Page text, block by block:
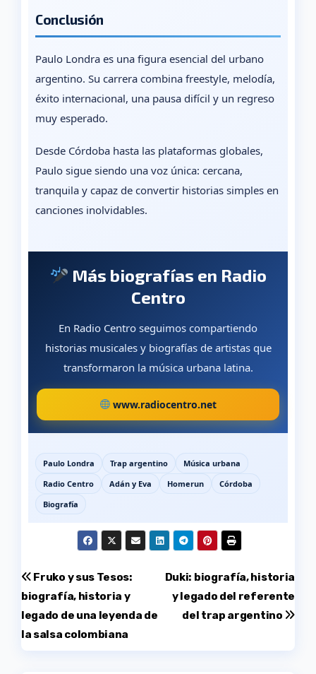
Conclusión
Paulo Londra es una figura esencial del urbano
argentino. Su carrera combina freestyle, melodía,
éxito internacional, una pausa difícil y un regreso
muy esperado.
Desde Córdoba hasta las plataformas globales,
Paulo sigue siendo una voz única: cercana,
tranquila y capaz de convertir historias simples en
canciones inolvidables.
Más biografías en Radio
Centro
En Radio Centro seguimos compartiendo
historias musicales y biografías de artistas que
transformaron la música urbana latina.
www.radiocentro.net
Paulo Londra Trap argentino
Música urbana
Radio Centro
Adán y Eva Homerun
Córdoba
Biografía
Navegación
de
entradas
Duki: biografía, historia
y legado del referente
del trap argentino
Fruko y sus Tesos:
biografía, historia y
legado de una leyenda de
la salsa colombiana